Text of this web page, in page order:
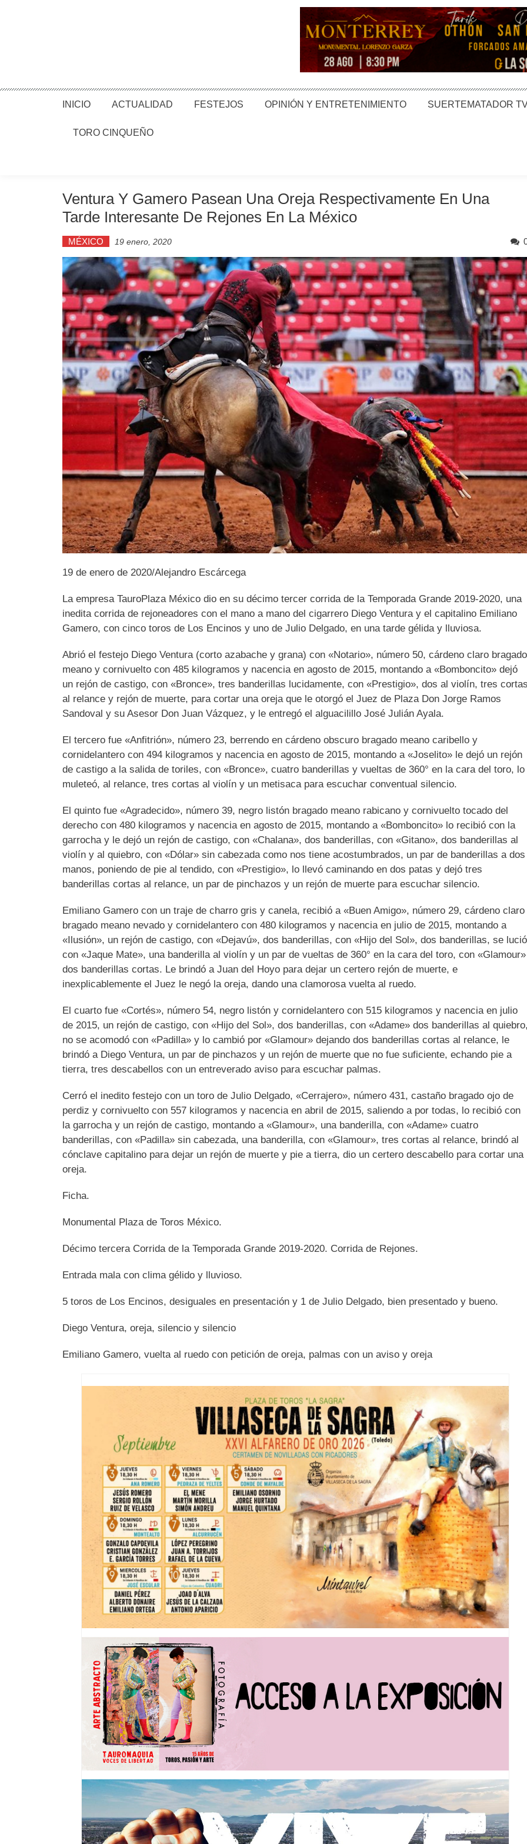
INICIO ACTUALIDAD FESTEJOS OPINIÓN Y ENTRETENIMIENTO SUERTEMATADOR
TORO CINQUEÑO
Ventura Y Gamero Pasean Una Oreja Respectivamente En Una
Tarde Interesante De Rejones En La México
MÉXICO 19 enero, 2020
19 de enero de 2020/Alejandro Escárcega
La empresa TauroPlaza México dio en su décimo tercer corrida de la Temporada Grande 2019-2020, una
inedita corrida de rejoneadores con el mano a mano del cigarrero Diego Ventura y el capitalino Emiliano
Gamero, con cinco toros de Los Encinos y uno de Julio Delgado, en una tarde gélida y lluviosa.
Abrió el festejo Diego Ventura (corto azabache y grana) con «Notario», número 50, cárdeno claro bragado
meano y cornivuelto con 485 kilogramos y nacencia en agosto de 2015, montando a «Bomboncito» dejó
un rejón de castigo, con «Bronce», tres banderillas lucidamente, con «Prestigio», dos al violín, tres
al relance y rejón de muerte, para cortar una oreja que le otorgó el Juez de Plaza Don Jorge Ramos
Sandoval y su Asesor Don Juan Vázquez, y le entregó el alguacilillo José Julián Ayala.
El tercero fue «Anfitrión», número 23, berrendo en cárdeno obscuro bragado meano caribello y
cornidelantero con 494 kilogramos y nacencia en agosto de 2015, montando a «Joselito» le dejó un rejón
de castigo a la salida de toriles, con «Bronce», cuatro banderillas y vueltas de 360° en la cara del toro, lo
muleteó, al relance, tres cortas al violín y un metisaca para escuchar conventual silencio.
El quinto fue «Agradecido», número 39, negro listón bragado meano rabicano y cornivuelto tocado del
derecho con 480 kilogramos y nacencia en agosto de 2015, montando a «Bomboncito» lo recibió con la
garrocha y le dejó un rejón de castigo, con «Chalana», dos banderillas, con «Gitano», dos banderillas al
violín y al quiebro, con «Dólar» sin cabezada como nos tiene acostumbrados, un par de banderillas a dos
manos, poniendo de pie al tendido, con «Prestigio», lo llevó caminando en dos patas y dejó tres
banderillas cortas al relance, un par de pinchazos y un rejón de muerte para escuchar silencio.
Emiliano Gamero con un traje de charro gris y canela, recibió a «Buen Amigo», número 29, cárdeno claro
bragado meano nevado y cornidelantero con 480 kilogramos y nacencia en julio de 2015, montando a
«Ilusión», un rejón de castigo, con «Dejavú», dos banderillas, con «Hijo del Sol», dos banderillas, se lució
con «Jaque Mate», una banderilla al violín y un par de vueltas de 360° en la cara del toro, con «Glamour»
dos banderillas cortas. Le brindó a Juan del Hoyo para dejar un certero rejón de muerte, e
inexplicablemente el Juez le negó la oreja, dando una clamorosa vuelta al ruedo.
El cuarto fue «Cortés», número 54, negro listón y cornidelantero con 515 kilogramos y nacencia en julio
de 2015, un rejón de castigo, con «Hijo del Sol», dos banderillas, con «Adame» dos banderillas al
no se acomodó con «Padilla» y lo cambió por «Glamour» dejando dos banderillas cortas al relance, le
brindó a Diego Ventura, un par de pinchazos y un rejón de muerte que no fue suficiente, echando pie a
tierra, tres descabellos con un entreverado aviso para escuchar palmas.
Cerró el inedito festejo con un toro de Julio Delgado, «Cerrajero», número 431, castaño bragado ojo de
perdiz y cornivuelto con 557 kilogramos y nacencia en abril de 2015, saliendo a por todas, lo recibió con
la garrocha y un rejón de castigo, montando a «Glamour», una banderilla, con «Adame» cuatro
banderillas, con «Padilla» sin cabezada, una banderilla, con «Glamour», tres cortas al relance, brindó al
cónclave capitalino para dejar un rejón de muerte y pie a tierra, dio un certero descabello para cortar una
oreja.
Ficha.
Monumental Plaza de Toros México.
Décimo tercera Corrida de la Temporada Grande 2019-2020. Corrida de Rejones.
Entrada mala con clima gélido y lluvioso.
5 toros de Los Encinos, desiguales en presentación y 1 de Julio Delgado, bien presentado y bueno.
Diego Ventura, oreja, silencio y silencio
Emiliano Gamero, vuelta al ruedo con petición de oreja, palmas con un aviso y oreja